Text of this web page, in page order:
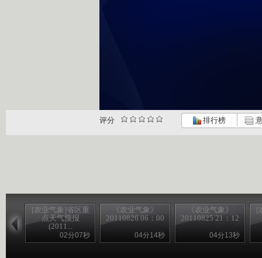
评分 排行榜
[农业气象]省区重
点天气预报
(2011...
02分07秒
《农业气象》
20110826 06：00
04分14秒
《农业气象》
20110825 21：12
04分13秒
[